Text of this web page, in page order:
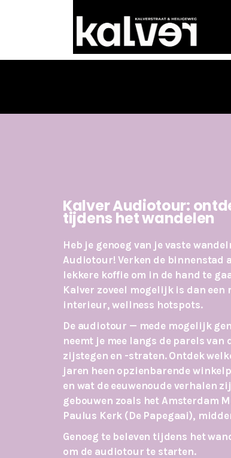
Kalver Audiotour:
tijdens het wandelen
Heb je genoeg van je vaste
Audiotour!Verken de binnenstad
lekkere koffie om in de hand te
Kalver zoveel mogelijk is dan een
interieur, wellness hotspots.
De audiotour — mede mogelijk
neemt je mee langs de parels
zijstegen en -straten. Ontdek
jaren heen opzienbarende
en wat de eeuwenoude verhalen
gebouwen zoals het Amsterdam
Paulus Kerk (De Papegaai),
Genoeg te beleven tijdens het
om de audiotour te starten.